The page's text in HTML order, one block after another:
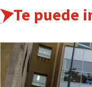
Te puede